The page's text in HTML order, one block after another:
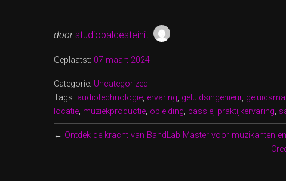
door studiobaldesteinit
Geplaatst: 07 maart 2024
Categorie: Uncategorized
Tags: audiotechnologie, ervaring, geluidsingenieur,
locatie, muziekproductie, opleiding, passie, praktijkervaring,
← Ontdek de kracht van BandLab Master voor muzikanten